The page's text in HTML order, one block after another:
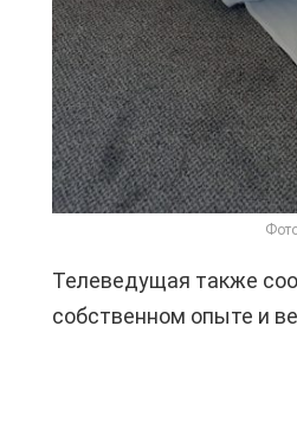
Телеведущая также
собственном опыте и